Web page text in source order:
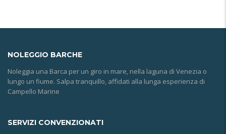
NOLEGGIO BARCHE
Noleggia una Barca per un giro in mare, nella laguna di Venezia o
lungo un fiume. Salpa tranquillo, affidati alla lunga esperienza di
Campello Marine
SERVIZI CONVENZIONATI